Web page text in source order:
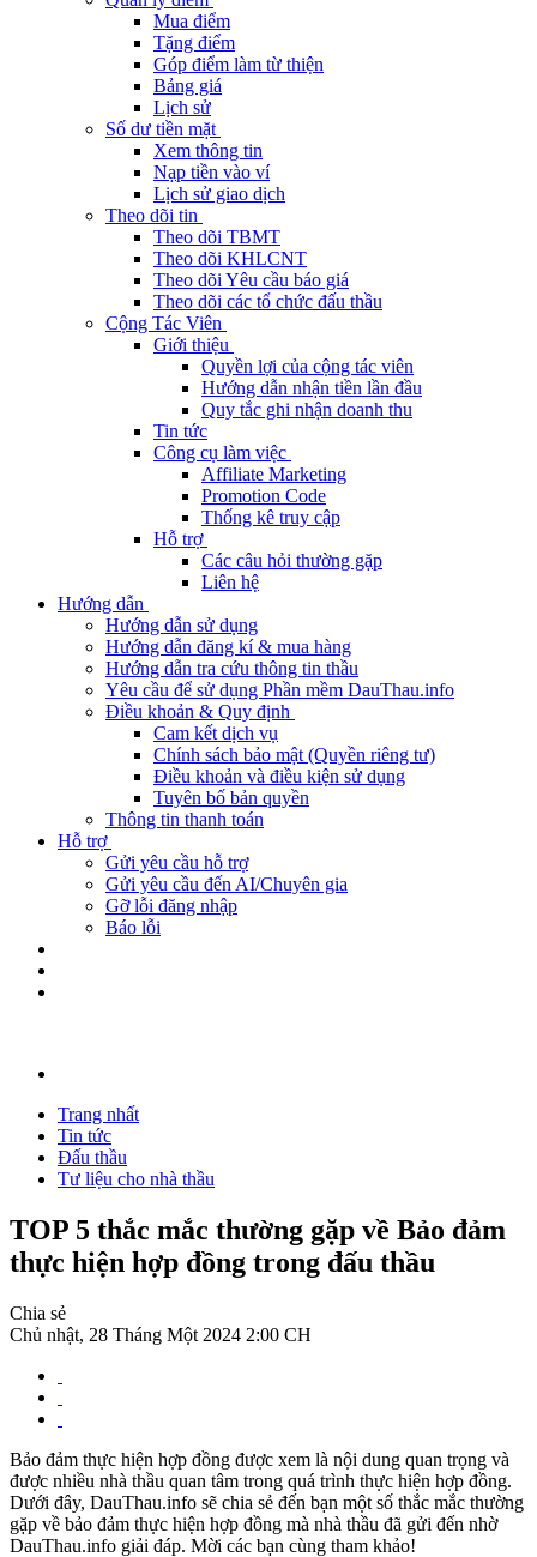
Mua điểm
Tặng điểm
Góp điểm làm từ thiện
Bảng giá
Lịch sử
Số dư tiền mặt
Xem thông tin
Nạp tiền vào ví
Lịch sử giao dịch
Theo dõi tin
Theo dõi TBMT
Theo dõi KHLCNT
Theo dõi Yêu cầu báo giá
Theo dõi các tổ chức đấu thầu
Cộng Tác Viên
Giới thiệu
Quyền lợi của cộng tác viên
Hướng dẫn nhận tiền lần đầu
Quy tắc ghi nhận doanh thu
Tin tức
Công cụ làm việc
Affiliate Marketing
Promotion Code
Thống kê truy cập
Hỗ trợ
Các câu hỏi thường gặp
Liên hệ
Hướng dẫn
Hướng dẫn sử dụng
Hướng dẫn đăng kí & mua hàng
Hướng dẫn tra cứu thông tin thầu
Yêu cầu để sử dụng Phần mềm DauThau.info
Điều khoản & Quy định
Cam kết dịch vụ
Chính sách bảo mật (Quyền riêng tư)
Điều khoản và điều kiện sử dụng
Tuyên bố bản quyền
Thông tin thanh toán
Hỗ trợ
Gửi yêu cầu hỗ trợ
Gửi yêu cầu đến AI/Chuyên gia
Gỡ lỗi đăng nhập
Báo lỗi
Trang nhất
Tin tức
Đấu thầu
Tư liệu cho nhà thầu
TOP 5 thắc mắc thường gặp về Bảo đảm
thực hiện hợp đồng trong đấu thầu
Chia sẻ
Chủ nhật, 28 Tháng Một 2024 2:00 CH
Bảo đảm thực hiện hợp đồng được xem là nội dung quan trọng và
được nhiều nhà thầu quan tâm trong quá trình thực hiện hợp đồng.
Dưới đây, DauThau.info sẽ chia sẻ đến bạn một số thắc mắc thường
gặp về bảo đảm thực hiện hợp đồng mà nhà thầu đã gửi đến nhờ
DauThau.info giải đáp. Mời các bạn cùng tham khảo!